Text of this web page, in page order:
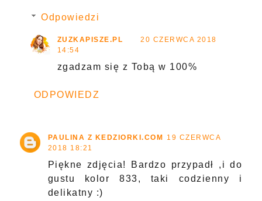
Odpowiedzi
ZUZKAPISZE.PL
20 CZERWCA 2018
14:54
zgadzam się z Tobą w 100%
ODPOWIEDZ
PAULINA Z KEDZIORKI.COM 19 CZERWCA
2018 18:21
Piękne zdjęcia! Bardzo przypadł ,i do
gustu kolor 833, taki codzienny i
delikatny :)